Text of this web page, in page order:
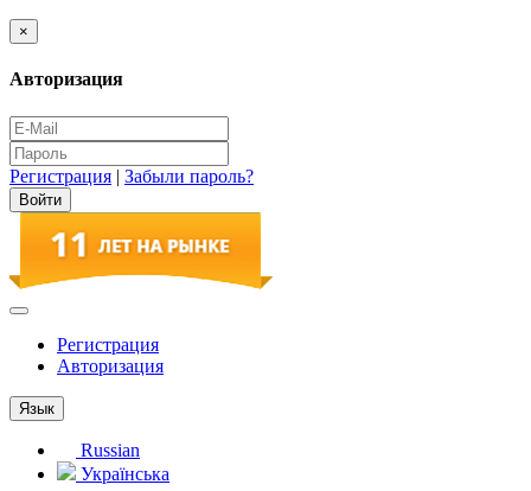
×
Авторизация
Регистрация | Забыли пароль?
Регистрация
Авторизация
Язык
Russian
Українська